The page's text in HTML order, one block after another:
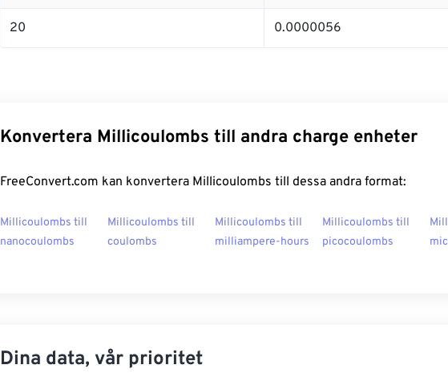
20 0.0000056
Konvertera Millicoulombs till andra charge enheter
FreeConvert.com kan konvertera Millicoulombs till dessa andra format:
Millicoulombs till
nanocoulombs
Millicoulombs till
coulombs
Millicoulombs till
milliampere-hours
Millicoulombs till
picocoulombs
Dina data, vår prioritet